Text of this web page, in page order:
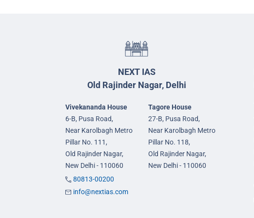
NEXT IAS
Old Rajinder Nagar, Delhi
Vivekananda House
6-B, Pusa Road,
Near Karolbagh Metro
Pillar No. 111,
Old Rajinder Nagar,
New Delhi - 110060
Tagore House
27-B, Pusa Road,
Near Karolbagh Metro
Pillar No. 118,
Old Rajinder Nagar,
New Delhi - 110060
80813-00200
info@nextias.com